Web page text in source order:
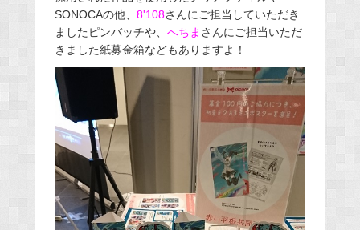
SONOCAの他、 8'108さんにご担当していただき
ましたピンバッチや、 へちま さんにご担当いただ
きました紙募金箱などもありますよ！